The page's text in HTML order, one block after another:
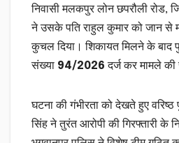
निवासी मलकपुर लोन छपरौली रोड,
ने उसके पति राहुल कुमार को जान से
कुचल दिया। शिकायत मिलने के बाद
संख्या 94/2026 दर्ज कर मामले
घटना की गंभीरता को देखते हुए
सिंह ने तुरंत आरोपी की गिरफ्तारी के